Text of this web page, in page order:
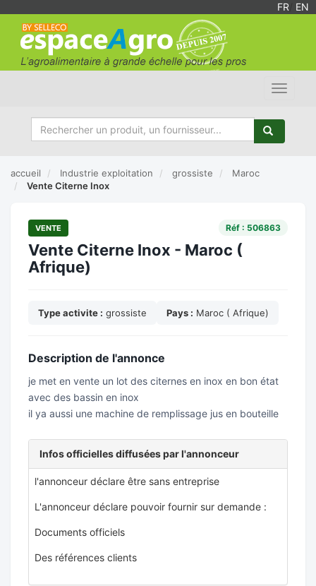
FR EN
Toggle
accueil Industrie exploitation grossiste
Maroc
Vente Citerne Inox
VENTE Réf : 506863
Vente Citerne Inox - Maroc (
Afrique)
Type activite : grossiste Pays : Maroc ( Afrique)
Description de l'annonce
je met en vente un lot des citernes en inox en bon état
avec des bassin en inox
il ya aussi une machine de remplissage jus en bouteille
Infos officielles diffusées par l'annonceur
l'annonceur déclare être sans entreprise
L'annonceur déclare pouvoir fournir sur demande :
Documents officiels
Des références clients